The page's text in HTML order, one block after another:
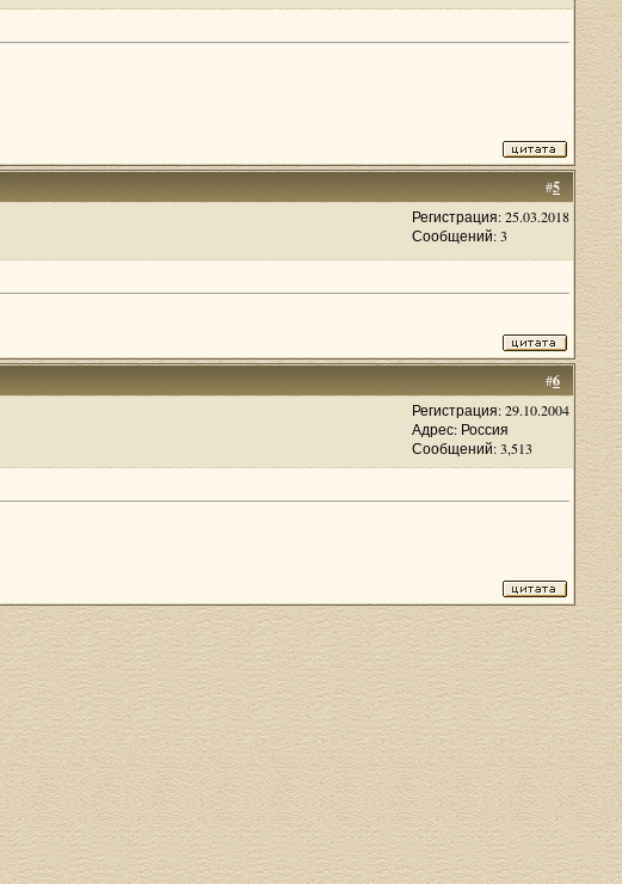
#5
Регистрация: 25.03.2018
Сообщений: 3
#6
Регистрация: 29.10.2004
Адрес: Россия
Сообщений: 3,513